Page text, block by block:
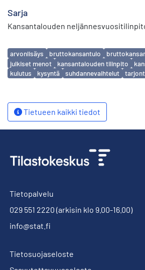
Sarja
Kansantalouden
Avainsanat
arvonlisäys bruttokansantulo
julkiset menot
kansantalouden tilinpito
kulutus
kysyntä suhdannevaihtelut
Tietueen kaikki tiedot
Tietopalvelu
029 551 2220 (arkisin klo 9.00-16.00)
info@stat.fi
Tietosuojaseloste